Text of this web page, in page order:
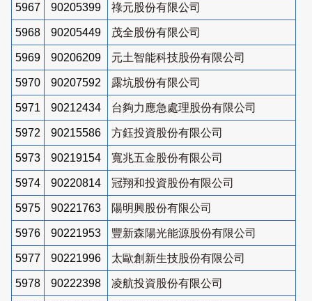
5967 90205399 祿元股份有限公司
5968 90205449 茂全股份有限公司
5969 90206209 元土智能科技股份有限公司
5970 90207592 露坑股份有限公司
5971 90212434 台夠力應急處理股份有限公司
5972 90215586 方鈺投資股份有限公司
5973 90219154 寬兆五金股份有限公司
5974 90220814 冠翔和投資股份有限公司
5975 90221763 陽明興股份有限公司
5976 90221953 豐新森陽光能源股份有限公司
5977 90221996 太歐創新生技股份有限公司
5978 90222398 凌航投資股份有限公司